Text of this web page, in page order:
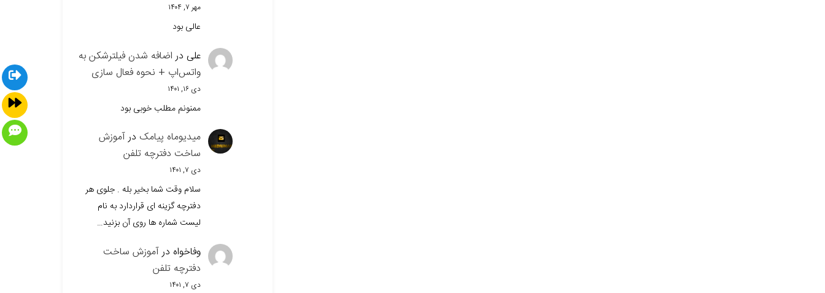
مهر ۷, ۱۴۰۴
عالی بود
علی دراضافه شدن فیلترشکن به
واتس‌اپ + نحوه فعال سازی
دی ۱۶, ۱۴۰۱
ممنونم مطلب خوبی بود
میدیوماه پیامک درآموزش
ساخت دفترچه تلفن
دی ۷, ۱۴۰۱
سلام وقت شما بخیر بله . جلوی هر
دفترچه گزینه ای قراردارد به نام
لیست شماره ها روی آن بزنید…
وفاخواه درآموزش ساخت
دفترچه تلفن
دی ۷, ۱۴۰۱